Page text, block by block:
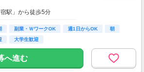
費！！
働くBさん／日勤で月12
日
費支給(1,000円/1勤務)
の給与となります
）
駅」から徒歩5分
！希望などあればお気軽
副業・ＷワークOK 週1日からOK
朝
大学生歓迎
へ進む